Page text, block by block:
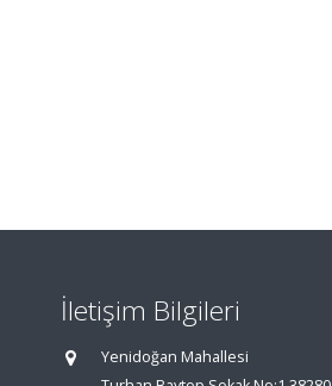
İletişim Bilgileri
Yenidoğan Mahallesi